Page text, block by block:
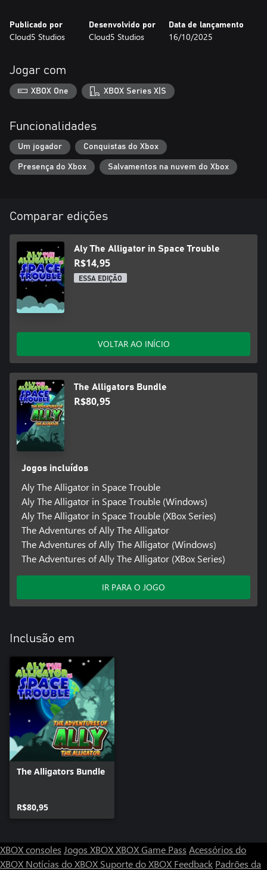
Publicado por
Cloud5 Studios
Desenvolvido por
Cloud5 Studios
Data de lançamento
16/10/2025
Jogar com
XBOX One XBOX Series X|S
Funcionalidades
Um jogador Conquistas do Xbox
Presença do Xbox Salvamentos na nuvem do Xbox
Comparar edições
Aly The Alligator in Space Trouble
R$14,95
ESSA EDIÇÃO
VOLTAR AO INÍCIO
The Alligators Bundle
R$80,95
Jogos incluídos
Aly The Alligator in Space Trouble
Aly The Alligator in Space Trouble (Windows)
Aly The Alligator in Space Trouble (XBox Series)
The Adventures of Ally The Alligator
The Adventures of Ally The Alligator (Windows)
The Adventures of Ally The Alligator (XBox Series)
IR PARA O JOGO
Inclusão em
The Alligators Bundle
R$80,95
XBOX consoles Jogos XBOXXBOX Game Pass Acessórios do
XBOX Notícias do XBOX Suporte do XBOX Feedback Padrões da